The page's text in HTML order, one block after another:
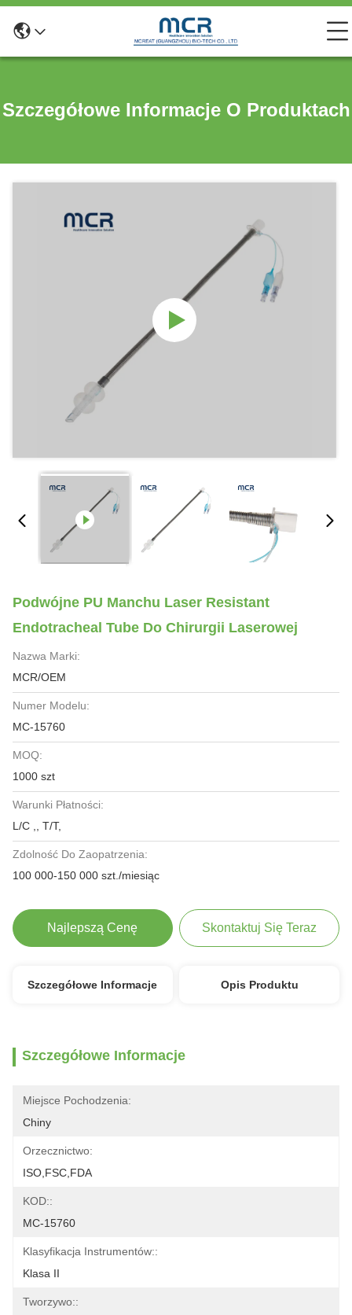
Szczegółowe Informacje O Produktach
Podwójne PU Manchu Laser Resistant
Endotracheal Tube Do Chirurgii Laserowej
Nazwa Marki:
MCR/OEM
Numer Modelu:
MC-15760
MOQ:
1000 szt
Warunki Płatności:
L/C ,, T/T,
Zdolność Do Zaopatrzenia:
100 000-150 000 szt./miesiąc
Najlepszą Cenę Skontaktuj Się Teraz
Szczegółowe Informacje Opis Produktu
Szczegółowe Informacje
Miejsce Pochodzenia:
Chiny
Orzecznictwo:
ISO,FSC,FDA
KOD::
MC-15760
Klasyfikacja Instrumentów::
Klasa II
Tworzywo::